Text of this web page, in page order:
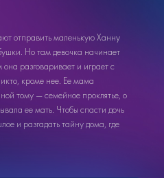
отправить маленькую Ханну
Но там девочка начинает
разговаривает и играет с
кроме нее. Ее мама
тому — семейное проклятье, о
ее мать. Чтобы спасти дочь
и разгадать тайну дома, где